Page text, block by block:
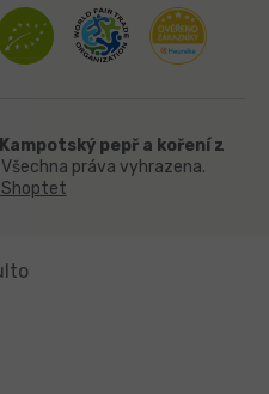
pepř a koření z
Všechna práva vyhrazena.